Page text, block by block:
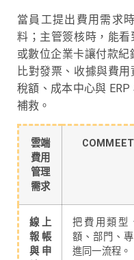
當員工提出費用需求
料；主管簽核時，能
或數位企業卡讓付款
比對發票、收據與費
稅額、成本中心與
補救。
雲端
費用
管理
需求
線上
報帳
與申
把費用類型
額、部門、
進同一流程。